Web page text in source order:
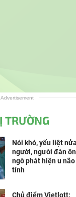
Advertisement
TRƯỜNG
Nói khó, yếu liệt nửa
người, người đàn
ngờ phát hiện u não
tính
Chủ điểm Vietlott: